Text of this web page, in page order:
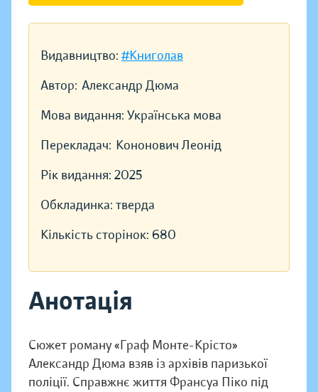
Видавництво: #Книголав
Автор: Александр Дюма
Мова видання: Українська мова
Перекладач: Кононович Леонід
Рік видання: 2025
Обкладинка: тверда
Кількість сторінок: 680
Анотація
Сюжет роману «Граф Монте-Крісто»
Александр Дюма взяв із архівів паризької
поліції. Справжнє життя Франсуа Піко під